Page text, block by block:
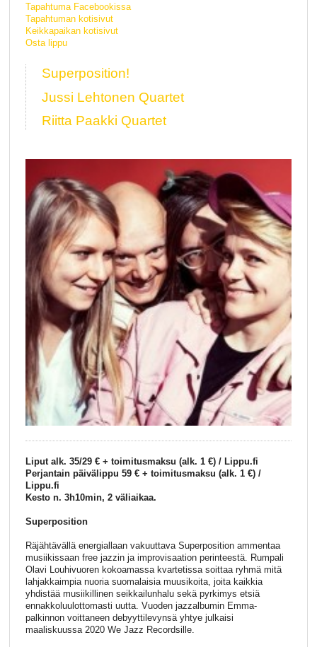
Tapahtuma Facebookissa
Tapahtuman kotisivut
Keikkapaikan kotisivut
Osta lippu
Superposition!
Jussi Lehtonen Quartet
Riitta Paakki Quartet
Liput alk. 35/29 € + toimitusmaksu (alk. 1 €) / Lippu.fi
Perjantain päivälippu 59 € + toimitusmaksu (alk. 1 €) /
Lippu.fi
Kesto n. 3h10min, 2 väliaikaa.
Superposition
Räjähtävällä energiallaan vakuuttava Superposition ammentaa
musiikissaan free jazzin ja improvisaation perinteestä. Rumpali
Olavi Louhivuoren kokoamassa kvartetissa soittaa ryhmä mitä
lahjakkaimpia nuoria suomalaisia muusikoita, joita kaikkia
yhdistää musiikillinen seikkailunhalu sekä pyrkimys etsiä
ennakkoluulottomasti uutta. Vuoden jazzalbumin Emma-
palkinnon voittaneen debyyttilevynsä yhtye julkaisi
maaliskuussa 2020 We Jazz Recordsille.